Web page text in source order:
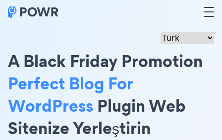
A Black Friday Promotion
Perfect Blog For
WordPress Plugin Web
Sitenize Yerleştirin